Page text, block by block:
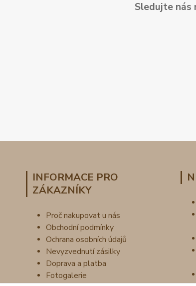
Sledujte nás
INFORMACE PRO
ZÁKAZNÍKY
Proč nakupovat u nás
Obchodní podmínky
Ochrana osobních údajů
Nevyzvednutí zásilky
Doprava a platba
Fotogalerie